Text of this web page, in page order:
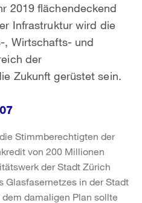
2019 flächendeckend
Infrastruktur wird die
, Wirtschafts- und
der
Zukunft gerüstet sein.
Stimmberechtigten der
von 200 Millionen
der Stadt Zürich
Glasfasernetzes in der Stadt
damaligen Plan sollte